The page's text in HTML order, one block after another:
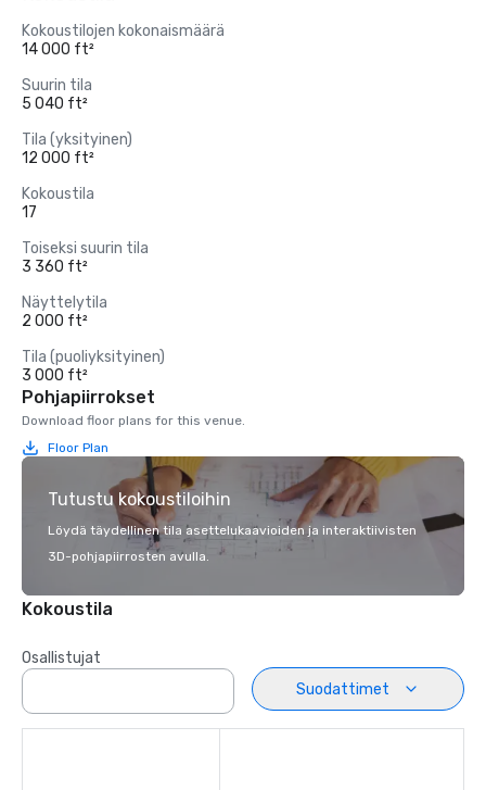
Kokoustilojen kokonaismäärä
14 000 ft²
Suurin tila
5 040 ft²
Tila (yksityinen)
12 000 ft²
Kokoustila
17
Toiseksi suurin tila
3 360 ft²
Näyttelytila
2 000 ft²
Tila (puoliyksityinen)
3 000 ft²
Pohjapiirrokset
Download floor plans for this venue.
Floor Plan
Tutustu kokoustiloihin
Löydä täydellinen tila asettelukaavioiden ja interaktiivisten
3D-pohjapiirrosten avulla.
Kokoustila
Osallistujat
Suodattimet